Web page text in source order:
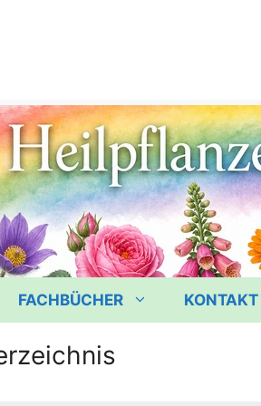
FACHBÜCHER KONTAKT